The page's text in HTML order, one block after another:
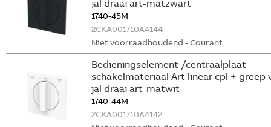
jal draai art-matzwart
1740-45M
2CKA001710A4144
Niet voorraadhoudend - Courant
Bedieningselement /centraalplaat
schakelmateriaal Art linear cpl + greep
jal draai art-matwit
1740-44M
2CKA001710A4142